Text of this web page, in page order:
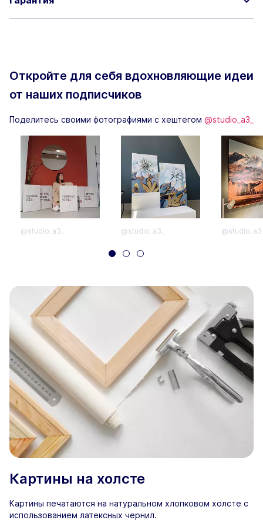
Откройте для себя вдохновляющие идеи
от наших подписчиков
Поделитесь своими фотографиями с хештегом @studio_a3_
@studio_a3_ @studio_a3_
Картины на холсте
Картины печатаются на натуральном хлопковом холсте с
использованием латексных чернил.